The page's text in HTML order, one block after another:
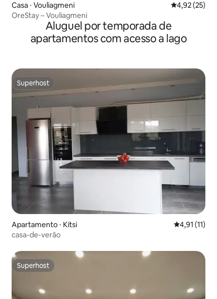
Casa ⋅ Vouliagmeni 4,92 de uma
4,92 (25)
OreStay – Vouliagmeni
Aluguel por temporada de
apartamentos com acesso a lago
Superhost
Superhost
Apartamento ⋅ Kítsi 4,91 de uma
4,91 (11)
casa-de-verão
Superhost
Superhost